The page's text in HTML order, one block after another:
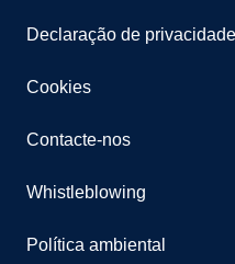
Declaração de privacidade
Cookies
Contacte-nos
Whistleblowing
Política ambiental